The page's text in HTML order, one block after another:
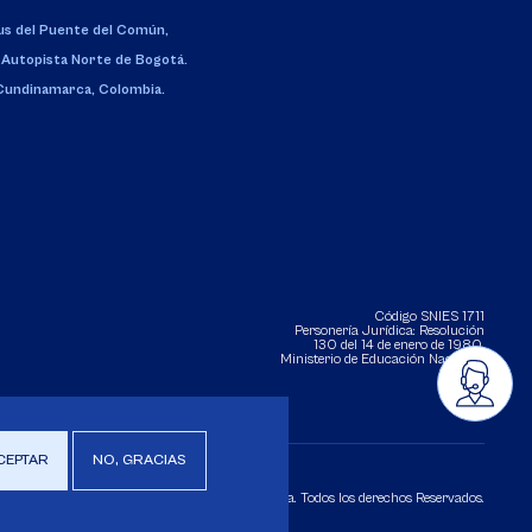
del Puente del Común,
Autopista Norte de Bogotá.
Colombia.
Código SNIES 1711
Personería Jurídica: Resolución
130 del 14 de enero de 1980.
Ministerio de Educación Nacional.
Copyright 2025 Universidad de La Sabana. Todos los derechos Reservados.
NO, GRACIAS